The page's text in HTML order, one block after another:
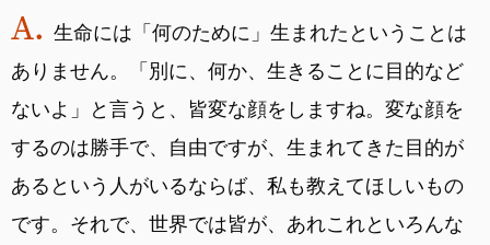
生命には「何のために」生まれたということは
ありません。「別に、何か、生きることに目的など
ないよ」と言うと、皆変な顔をしますね。変な顔を
するのは勝手で、自由ですが、生まれてきた目的が
あるという人がいるならば、私も教えてほしいもの
です。それで、世界では皆が、あれこれといろんな